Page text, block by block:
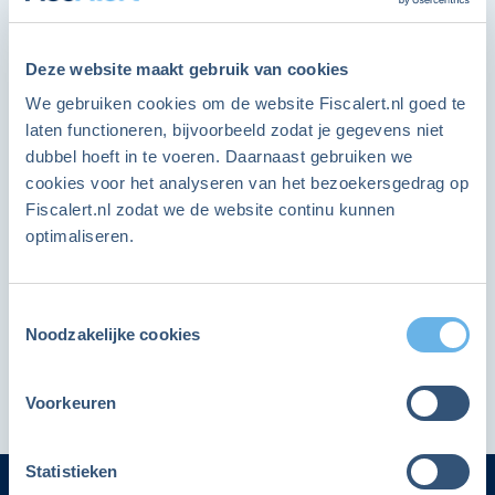
Deze website maakt gebruik van cookies
We gebruiken cookies om de website Fiscalert.nl goed te
laten functioneren, bijvoorbeeld zodat je gegevens niet
dubbel hoeft in te voeren. Daarnaast gebruiken we
cookies voor het analyseren van het bezoekersgedrag op
Fiscalert.nl zodat we de website continu kunnen
optimaliseren.
Noodzakelijke cookies
Voorkeuren
Statistieken
Waarover betaal ik eigenlijk erfbelasting?
Antwoord
Word lid en ga direct verder
Als FiscAlert lid heb je onbeperkt toegang tot alle
items op de website.
Ja, ik wil ook lid worden
Hier kun je inloggen